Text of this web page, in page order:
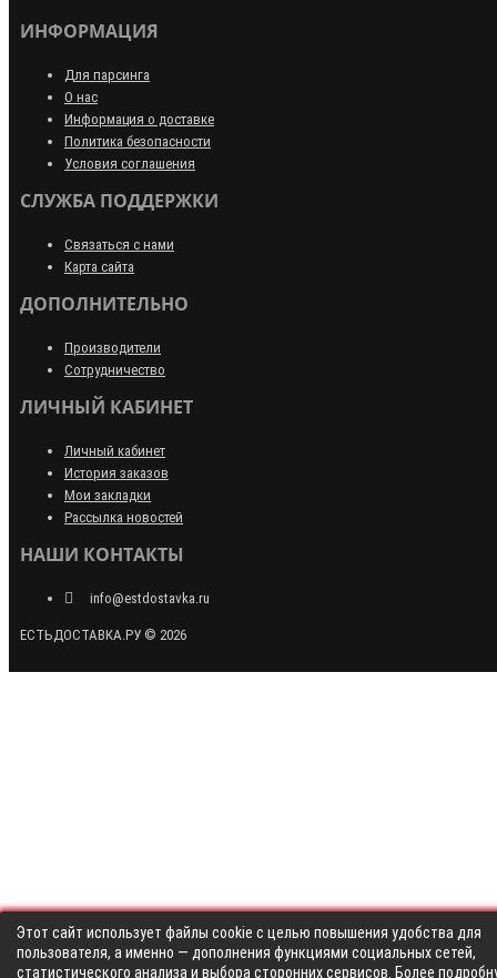
ИНФОРМАЦИЯ
Для парсинга
О нас
Информация о доставке
Политика безопасности
Условия соглашения
СЛУЖБА ПОДДЕРЖКИ
Связаться с нами
Карта сайта
ДОПОЛНИТЕЛЬНО
Производители
Сотрудничество
ЛИЧНЫЙ КАБИНЕТ
Личный кабинет
История заказов
Мои закладки
Рассылка новостей
НАШИ КОНТАКТЫ
info@estdostavka.ru
ЕСТЬДОСТАВКА.РУ © 2026
Этот сайт использует файлы cookie с целью повышения удобства для
пользователя, а именно — дополнения функциями социальных сетей,
статистического анализа и выбора сторонних сервисов. Более